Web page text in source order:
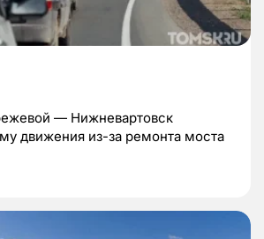
— Нижневартовск
движения из-за ремонта моста